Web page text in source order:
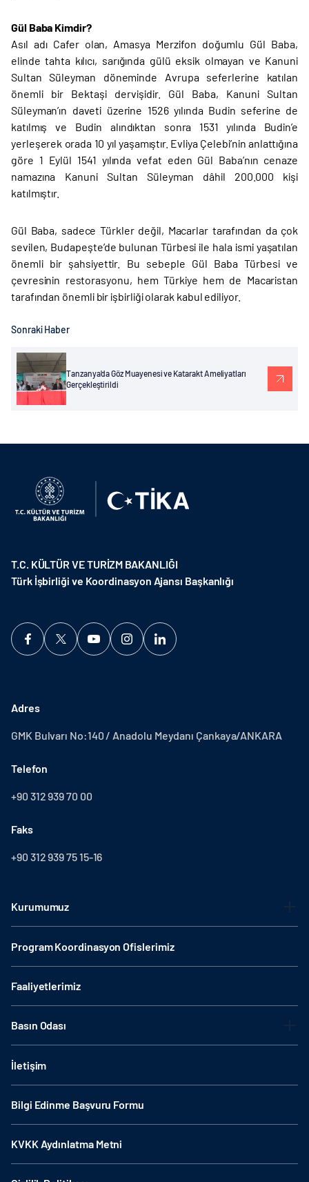
Gül Baba Kimdir?
Asıl adı Cafer olan, Amasya Merzifon doğumlu Gül Baba,
elinde tahta kılıcı, sarığında gülü eksik olmayan ve Kanuni
Sultan Süleyman döneminde Avrupa seferlerine katılan
önemli bir Bektaşi dervişidir. Gül Baba, Kanuni Sultan
Süleyman’ın daveti üzerine 1526 yılında Budin seferine de
katılmış ve Budin alındıktan sonra 1531 yılında Budin’e
yerleşerek orada 10 yıl yaşamıştır. Evliya Çelebi’nin anlattığına
göre 1 Eylül 1541 yılında vefat eden Gül Baba’nın cenaze
namazına Kanuni Sultan Süleyman dâhil 200.000 kişi
katılmıştır.
Gül Baba, sadece Türkler değil, Macarlar tarafından da çok
sevilen, Budapeşte’de bulunan Türbesi ile hala ismi yaşatılan
önemli bir şahsiyettir. Bu sebeple Gül Baba Türbesi ve
çevresinin restorasyonu, hem Türkiye hem de Macaristan
tarafından önemli bir işbirliği olarak kabul ediliyor.
Sonraki Haber
Tanzanya'da Göz Muayenesi ve Katarakt Ameliyatları
Gerçekleştirildi
T.C. KÜLTÜR VE TURİZM BAKANLIĞI
Türk İşbirliği ve Koordinasyon Ajansı Başkanlığı
Adres
GMK Bulvarı No:140 / Anadolu Meydanı Çankaya/ANKARA
Telefon
+90 312 939 70 00
Faks
+90 312 939 75 15-16
Kurumumuz
Program Koordinasyon Ofislerimiz
Faaliyetlerimiz
Basın Odası
İletişim
Bilgi Edinme Başvuru Formu
KVKK Aydınlatma Metni